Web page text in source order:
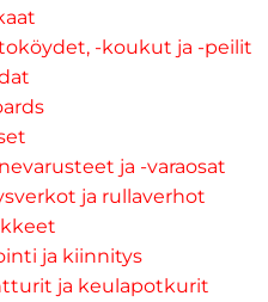
-koukut ja -peilit
ja -varaosat
ja rullaverhot
ja kiinnitys
ja keulapotkurit